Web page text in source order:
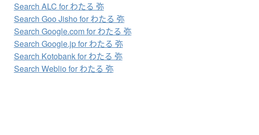
Search ALC for わたる 弥
Search Goo Jisho for わたる 弥
Search Google.com for わたる 弥
Search Google.jp for わたる 弥
Search Kotobank for わたる 弥
Search Weblio for わたる 弥